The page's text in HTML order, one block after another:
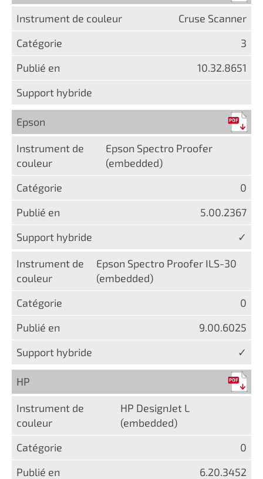
Cruse Scanner
3
10.32.8651
Epson
Epson Spectro Proofer
(embedded)
0
5.00.2367
✓
Epson Spectro Proofer ILS-30
(embedded)
0
9.00.6025
✓
HP
HP DesignJet L
(embedded)
0
6.20.3452